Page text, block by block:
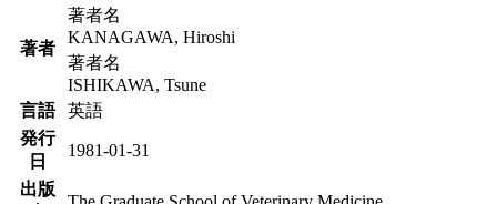
著者
著者名
KANAGAWA, Hiroshi
著者名
ISHIKAWA, Tsune
言語
英語
発行
日
1981-01-31
出版